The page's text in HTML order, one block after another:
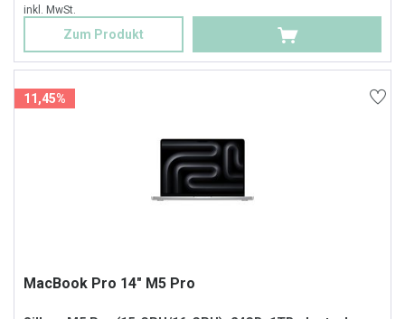
inkl. MwSt.
Zum Produkt
11,45%
MacBook Pro 14" M5 Pro